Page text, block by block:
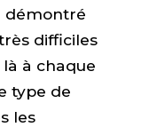
démontré
difficiles
là à chaque
type de
les